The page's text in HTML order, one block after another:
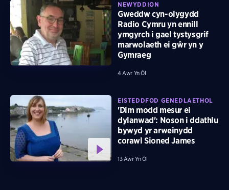
NEWYDDION
Gweddw cyn-olygydd
Radio Cymru yn ennill
ymgyrch i gael tystysgrif
marwolaeth ei gŵr yn y
Gymraeg
4 Awr Yn Ôl
EISTEDDFOD GENEDLAETHOL
'Dim modd mesur ei
dylanwad': Noson i ddathlu
bywyd yr arweinydd
corawl Sioned James
13 Awr Yn Ôl